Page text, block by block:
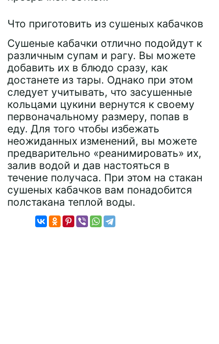
Что приготовить из сушеных кабачков
Сушеные кабачки отлично подойдут к
различным супам и рагу. Вы можете
добавить их в блюдо сразу, как
достанете из тары. Однако при этом
следует учитывать, что засушенные
кольцами цукини вернутся к своему
первоначальному размеру, попав в
еду. Для того чтобы избежать
неожиданных изменений, вы можете
предварительно «реанимировать» их,
залив водой и дав настояться в
течение получаса. При этом на стакан
сушеных кабачков вам понадобится
полстакана теплой воды.